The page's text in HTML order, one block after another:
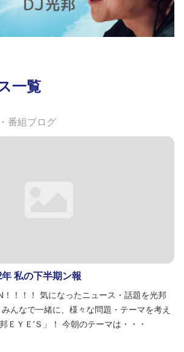
一覧
・ 番組ブログ
私の下半期ン報
！！！！ 気になったニュース・話題を光邦
んなで一緒に、様々な問題・テーマを考え
ＥＹＥ’Ｓ」！ 今朝のテーマは・・・